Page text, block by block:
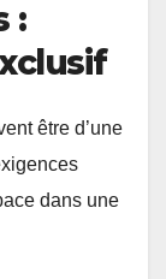
:
être d’une
dans une